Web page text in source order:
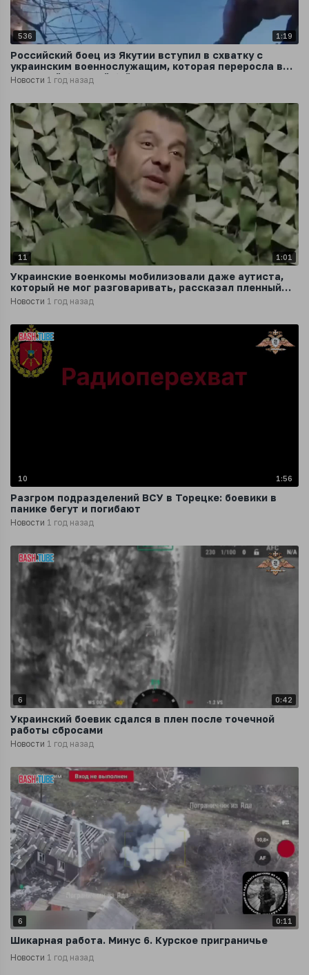
536 1:19
Российский боец из Якутии вступил в схватку с
украинским военнослужащим, которая переросла в
жестокий ближний бой
Новости 1 год назад
11 1:01
Украинские военкомы мобилизовали даже аутиста,
который не мог разговаривать, рассказал пленный
вэсэушник
Новости 1 год назад
10 1:56
Разгром подразделений ВСУ в Торецке: боевики в
панике бегут и погибают
Новости 1 год назад
6 0:42
Украинский боевик сдался в плен после точечной
работы сбросами
Новости 1 год назад
6 0:11
Шикарная работа. Минус 6. Курское приграничье
Новости 1 год назад